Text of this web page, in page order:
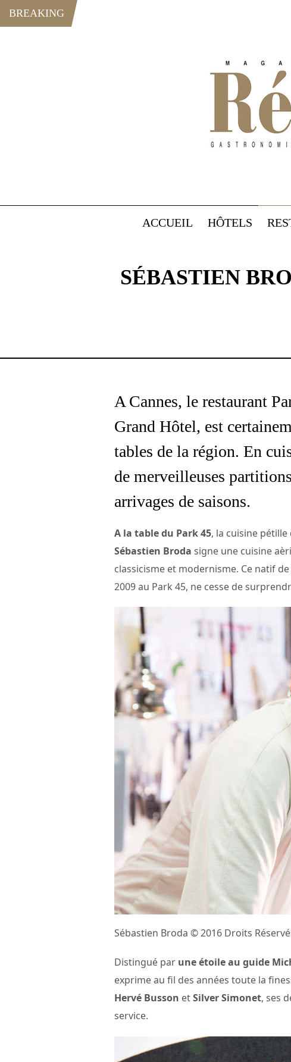
BREAKING
ACCUEIL HÔTELS
SÉBASTIEN
A Cannes, le restaurant
Grand Hôtel, est
tables de la région. En
de merveilleuses
arrivages de saisons.
A la table du Park 45, la cuisine
Sébastien Broda signe une cuisine
classicisme et modernisme. Ce natif
2009 au Park 45, ne cesse de
Sébastien Broda © 2016 Droits
Distingué par une étoile au guide
exprime au fil des années toute la
Hervé Busson etSilver Simonet, ses
service.